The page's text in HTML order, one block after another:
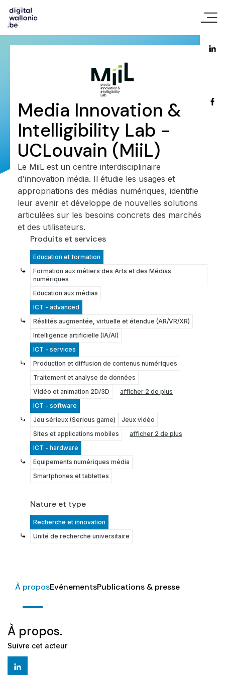
Media Innovation &
Intelligibility Lab -
UCLouvain (MiiL)
Le MiiL est un centre interdisciplinaire
d'innovation média. Il étudie les usages et
appropriations des médias numériques, identifie
leur avenir et développe de nouvelles solutions
articulées sur les besoins concrets des marchés
et des utilisateurs.
Produits et services
Education et formation
Formation aux métiers des Arts et des Médias
numériques
Education aux médias
ICT - advanced
Réalités augmentée, virtuelle et étendue (AR/VR/XR)
Intelligence artificielle (IA/AI)
ICT - services
Production et diffusion de contenus numériques
Traitement et analyse de données
Vidéo et animation 2D/3D
afficher 2 de plus
ICT - software
Jeu sérieux (Serious game)
Jeux vidéo
Sites et applications mobiles
afficher 2 de plus
ICT - hardware
Equipements numériques média
Smartphones et tablettes
Nature et type
Recherche et innovation
Unité de recherche universitaire
À proposEvénementsPublications & presse
À propos.
Suivre cet acteur